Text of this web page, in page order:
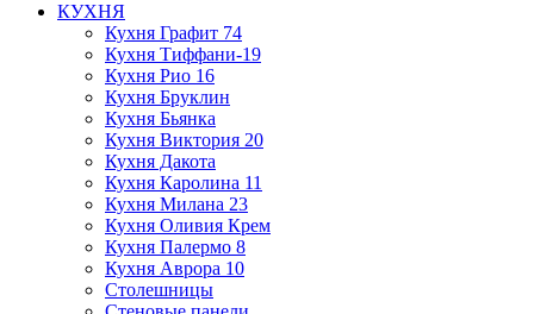
КУХНЯ
Кухня Графит 74
Кухня Тиффани-19
Кухня Рио 16
Кухня Бруклин
Кухня Бьянка
Кухня Виктория 20
Кухня Дакота
Кухня Каролина 11
Кухня Милана 23
Кухня Оливия Крем
Кухня Палермо 8
Кухня Аврора 10
Столешницы